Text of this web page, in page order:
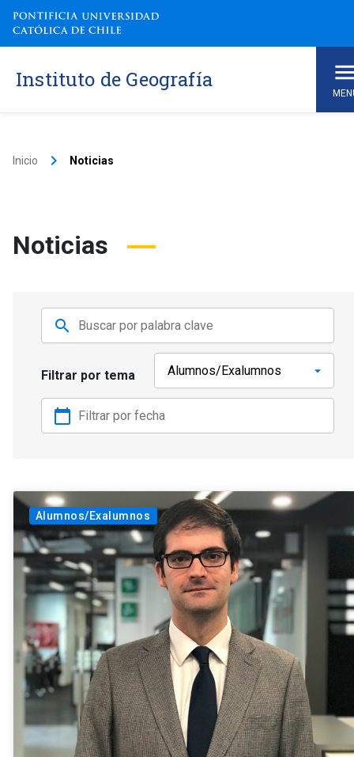
Instituto de Geografía
Inicio keyboard_arrow_right Noticias
Noticias
search
Filtrar por tema
calendar_today
Alumnos/Exalumnos